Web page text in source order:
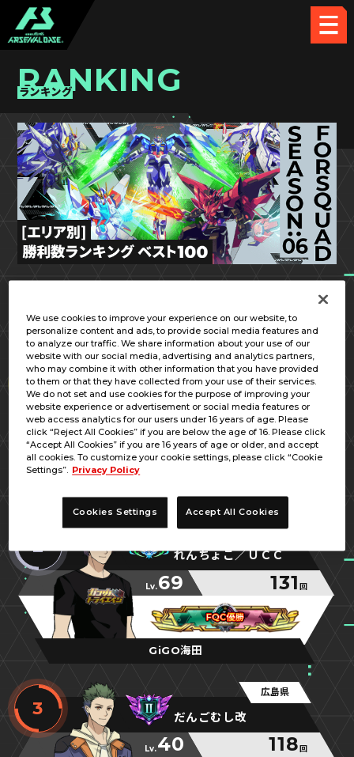
RANKING
ランキング
1
広島県
キジトラ／ＵＣＣ
Lv.70 186回
閃光の虎
閃光の虎
閃光の虎
2
広島県
れんちょこ／ＵＣＣ
Lv.69 131 回
FQC優勝
FQC優勝
FQC優勝
GiGO海田
3
広島県
だんごむし改
Lv.40 118 回
We use cookies to improve your experience on our website, to
personalize content and ads, to provide social media features and
to analyze our traffic. We share information about your use of our
website with our social media, advertising and analytics partners,
who may combine it with other information that you have provided
to them or that they have collected from your use of their services.
We do not set and use cookies for the purpose of improving your
website experience or advertisement or social media features or
web access analytics for our users under 16 years of age. Please
click “Reject All Cookies” if you are below the age of 16. Please click
“Accept All Cookies” if you are 16 years of age or older, and accept
all cookies. To customize your cookie settings, please click “Cookie
Settings”. Privacy Policy
Cookies Settings Accept All Cookies